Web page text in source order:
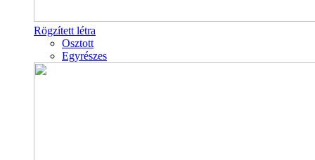
Rögzített létra
Osztott
Egyrészes